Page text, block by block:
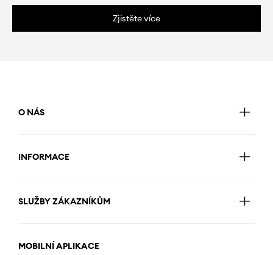
Zjistěte více
O NÁS
INFORMACE
SLUŽBY ZÁKAZNÍKŮM
MOBILNÍ APLIKACE